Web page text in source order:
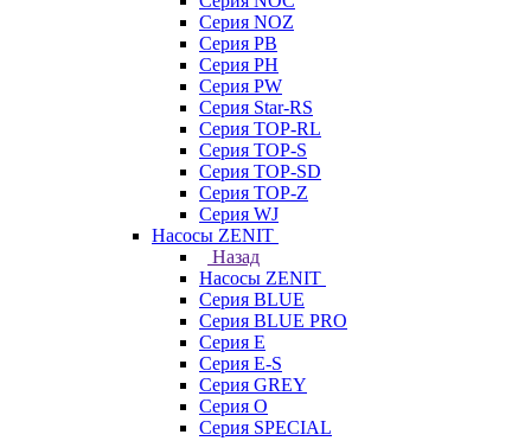
Серия NOZ
Серия PB
Серия PH
Серия PW
Серия Star-RS
Серия TOP-RL
Серия TOP-S
Серия TOP-SD
Серия TOP-Z
Серия WJ
Насосы ZENIT
Назад
Насосы ZENIT
Серия BLUE
Серия BLUE PRO
Серия E
Серия E-S
Серия GREY
Серия O
Серия SPECIAL